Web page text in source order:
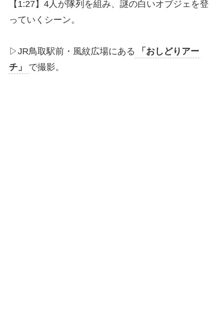
【1:27】4人が隊列を組み、謎の白いオブジェを登
っていくシーン。
▷JR鳥取駅前・風紋広場にある
「おしどりアー
チ」
で撮影。